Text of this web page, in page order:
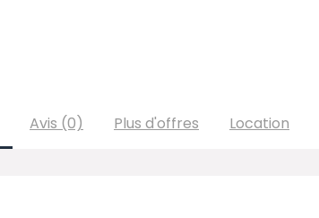
Avis (0) Plus d'offres Location